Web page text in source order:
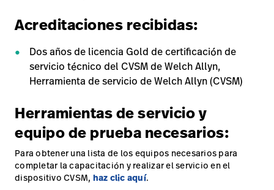
Acreditaciones recibidas:
Dos años de licencia Gold de certificación de
servicio técnico del CVSM de Welch Allyn,
Herramienta de servicio de Welch Allyn (CVSM)
Herramientas de servicio y
equipo de prueba necesarios:
Para obtener una lista de los equipos necesarios para
completar la capacitación y realizar el servicio en el
dispositivo CVSM, haz clic aquí.